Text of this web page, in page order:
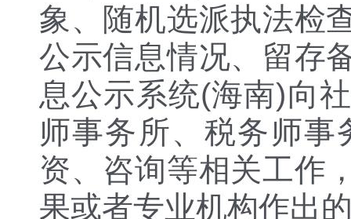
象、随机选派执法检
公示信息情况、留存
息公示系统(海南)向
师事务所、税务师
资、咨询等相关工作
果或者专业机构作出